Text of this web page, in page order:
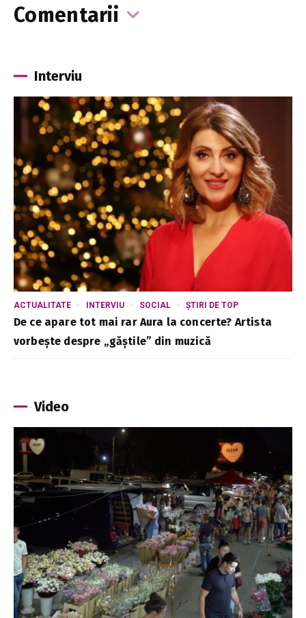
Comentarii
Interviu
ACTUALITATE INTERVIU SOCIAL ȘTIRI DE TOP
De ce apare tot mai rar Aura la concerte? Artista
vorbește despre „găștile” din muzică
Video